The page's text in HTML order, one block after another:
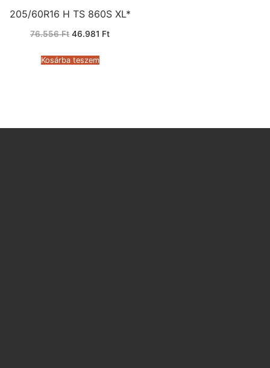
205/60R16 H TS 860S XL*
76.556Ft Original
76.556 Ft.
46.981 FtCurrent
Kosárba teszem